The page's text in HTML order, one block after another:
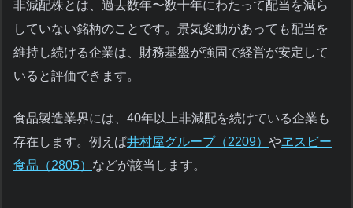
非減配株とは、過去数年〜数十年にわたって配当を減ら
していない銘柄のことです。景気変動があっても配当を
維持し続ける企業は、財務基盤が強固で経営が安定して
いると評価できます。
食品製造業界には、40年以上非減配を続けている企業も
存在します。例えば井村屋グループ（2209） やヱスビー
食品（2805） などが該当します。